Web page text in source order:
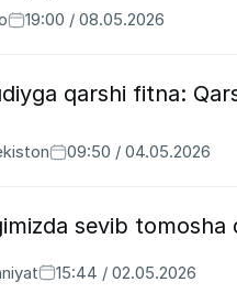
19:00 / 08.05.2026
qarshi fitna:
09:50 / 04.05.2026
sevib
15:44 / 02.05.2026